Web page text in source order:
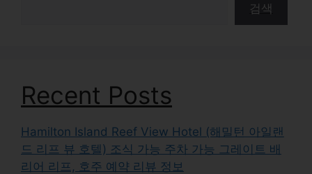
검색
Recent Posts
Hamilton Island Reef View Hotel (해밀턴 아일랜
드 리프 뷰 호텔) 조식 가능 주차 가능 그레이트 배
리어 리프, 호주 예약 리뷰 정보